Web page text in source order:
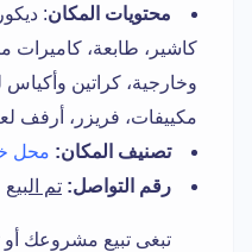
محتويات المكان:
كاشير، طابعة، كاميرات
مكييفات، فريزر، أرفف
تصنيف المكان: محل
رقم التواصل: تم البيع
تبغى تبيع مشروعك